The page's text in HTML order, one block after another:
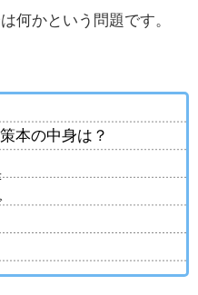
何かという問題です。
本の中身は？